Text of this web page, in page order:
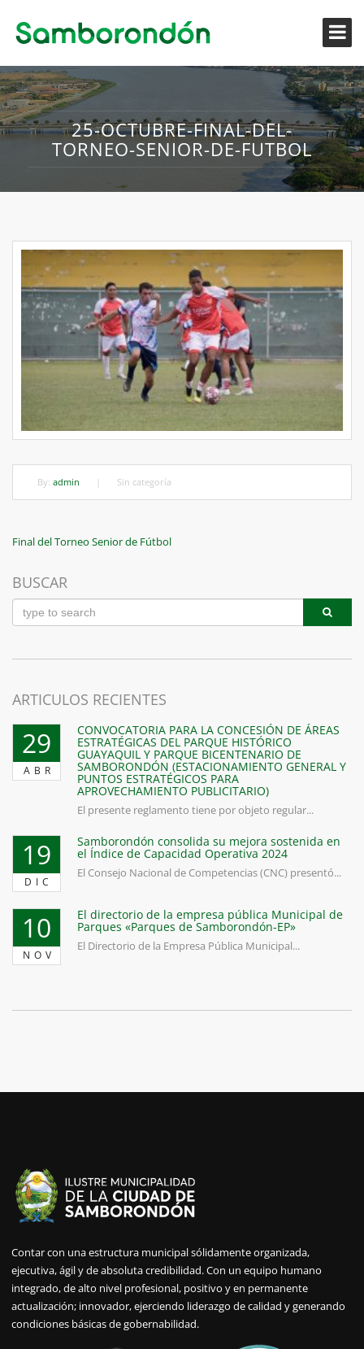
25-OCTUBRE-FINAL-DEL-
TORNEO-SENIOR-DE-FUTBOL
By: admin Sin categoría
Navegación
de
entradas
Previous
Final del Torneo Senior de Fútbol
BUSCAR
ARTICULOS RECIENTES
29
ABR
CONVOCATORIA PARA LA CONCESIÓN DE ÁREAS
ESTRATÉGICAS DEL PARQUE HISTÓRICO
GUAYAQUIL Y PARQUE BICENTENARIO DE
SAMBORONDÓN (ESTACIONAMIENTO GENERAL Y
PUNTOS ESTRATÉGICOS PARA
APROVECHAMIENTO PUBLICITARIO)
El presente reglamento tiene por objeto regular...
19
DIC
Samborondón consolida su mejora sostenida en
el Índice de Capacidad Operativa 2024
El Consejo Nacional de Competencias (CNC) presentó...
10
NOV
El directorio de la empresa pública Municipal de
Parques «Parques de Samborondón-EP»
El Directorio de la Empresa Pública Municipal...
Contar con una estructura municipal sólidamente organizada,
ejecutiva, ágil y de absoluta credibilidad. Con un equipo humano
integrado, de alto nivel profesional, positivo y en permanente
actualización; innovador, ejerciendo liderazgo de calidad y generando
condiciones básicas de gobernabilidad.